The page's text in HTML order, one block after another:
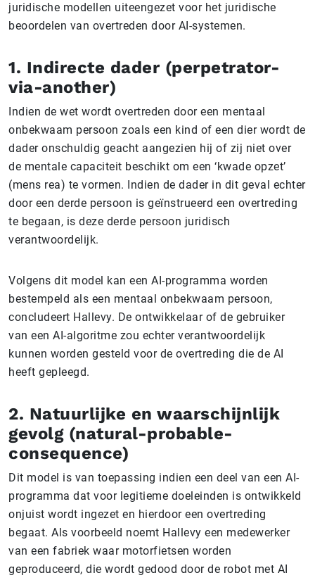
juridische modellen uiteengezet voor het juridische
beoordelen van overtreden door AI-systemen.
1. Indirecte dader (perpetrator-
via-another)
Indien de wet wordt overtreden door een mentaal
onbekwaam persoon zoals een kind of een dier wordt de
dader onschuldig geacht aangezien hij of zij niet over
de mentale capaciteit beschikt om een ‘kwade opzet’
(mens rea) te vormen. Indien de dader in dit geval echter
door een derde persoon is geïnstrueerd een overtreding
te begaan, is deze derde persoon juridisch
verantwoordelijk.
Volgens dit model kan een AI-programma worden
bestempeld als een mentaal onbekwaam persoon,
concludeert Hallevy. De ontwikkelaar of de gebruiker
van een AI-algoritme zou echter verantwoordelijk
kunnen worden gesteld voor de overtreding die de AI
heeft gepleegd.
2. Natuurlijke en waarschijnlijk
gevolg (natural-probable-
consequence)
Dit model is van toepassing indien een deel van een AI-
programma dat voor legitieme doeleinden is ontwikkeld
onjuist wordt ingezet en hierdoor een overtreding
begaat. Als voorbeeld noemt Hallevy een medewerker
van een fabriek waar motorfietsen worden
geproduceerd, die wordt gedood door de robot met AI